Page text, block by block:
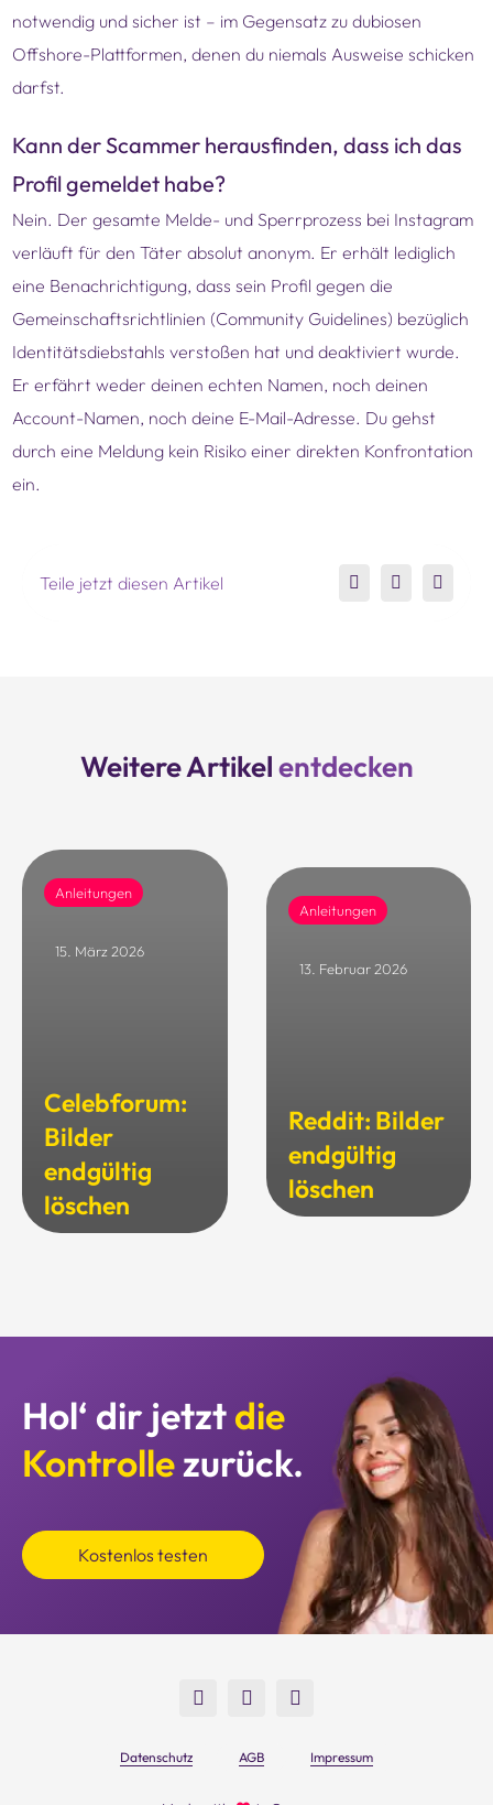
notwendig und sicher ist – im Gegensatz zu dubiosen
Offshore-Plattformen, denen du niemals Ausweise schicken
darfst.
Kann der Scammer herausfinden, dass ich das
Profil gemeldet habe?
Nein. Der gesamte Melde- und Sperrprozess bei Instagram
verläuft für den Täter absolut anonym. Er erhält lediglich
eine Benachrichtigung, dass sein Profil gegen die
Gemeinschaftsrichtlinien (Community Guidelines) bezüglich
Identitätsdiebstahls verstoßen hat und deaktiviert wurde.
Er erfährt weder deinen echten Namen, noch deinen
Account-Namen, noch deine E-Mail-Adresse. Du gehst
durch eine Meldung kein Risiko einer direkten Konfrontation
ein.
Teile jetzt diesen Artikel
Weitere Artikelentdecken
Anleitungen
15. März 2026
Celebforum:
Bilder
endgültig
löschen
Anleitungen
13. Februar 2026
Reddit: Bilder
endgültig
löschen
Hol‘ dir jetztdie
Kontrollezurück.
Kostenlos testen
Datenschutz AGB Impressum